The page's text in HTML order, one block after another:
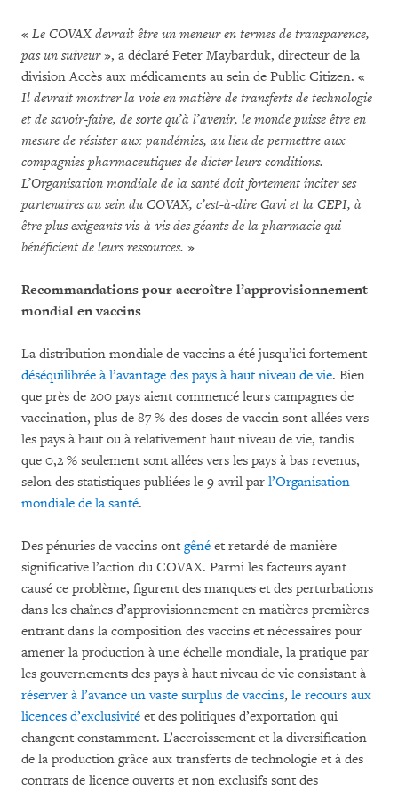
« Le COVAX devrait être un meneur en termes de transparence,
pas un suiveur», a déclaré Peter Maybarduk, directeur de la
division Accès aux médicaments au sein de Public Citizen. «
Il devrait montrer la voie en matière de transferts de technologie
et de savoir-faire, de sorte qu’à l’avenir, le monde puisse être en
mesure de résister aux pandémies, au lieu de permettre aux
compagnies pharmaceutiques de dicter leurs conditions.
L’Organisation mondiale de la santé doit fortement inciter ses
partenaires au sein du COVAX, c’est-à-dire Gavi et la CEPI, à
être plus exigeants vis-à-vis des géants de la pharmacie qui
bénéficient de leurs ressources. »
Recommandations pour accroître l’approvisionnement
mondial en vaccins
La distribution mondiale de vaccins a été jusqu’ici fortement
déséquilibrée à l’avantage des pays à haut niveau de vie. Bien
que près de 200 pays aient commencé leurs campagnes de
vaccination, plus de 87 % des doses de vaccin sont allées vers
les pays à haut ou à relativement haut niveau de vie, tandis
que 0,2 % seulement sont allées vers les pays à bas revenus,
selon des statistiques publiées le 9 avril par l’Organisation
mondiale de la santé.
Des pénuries de vaccins ont gêné et retardé de manière
significative l’action du COVAX. Parmi les facteurs ayant
causé ce problème, figurent des manques et des perturbations
dans les chaînes d’approvisionnement en matières premières
entrant dans la composition des vaccins et nécessaires pour
amener la production à une échelle mondiale, la pratique par
les gouvernements des pays à haut niveau de vie consistant à
réserver à l’avance un vaste surplus de vaccins, le recours aux
licences d’exclusivité et des politiques d’exportation qui
changent constamment. L’accroissement et la diversification
de la production grâce aux transferts de technologie et à des
contrats de licence ouverts et non exclusifs sont des